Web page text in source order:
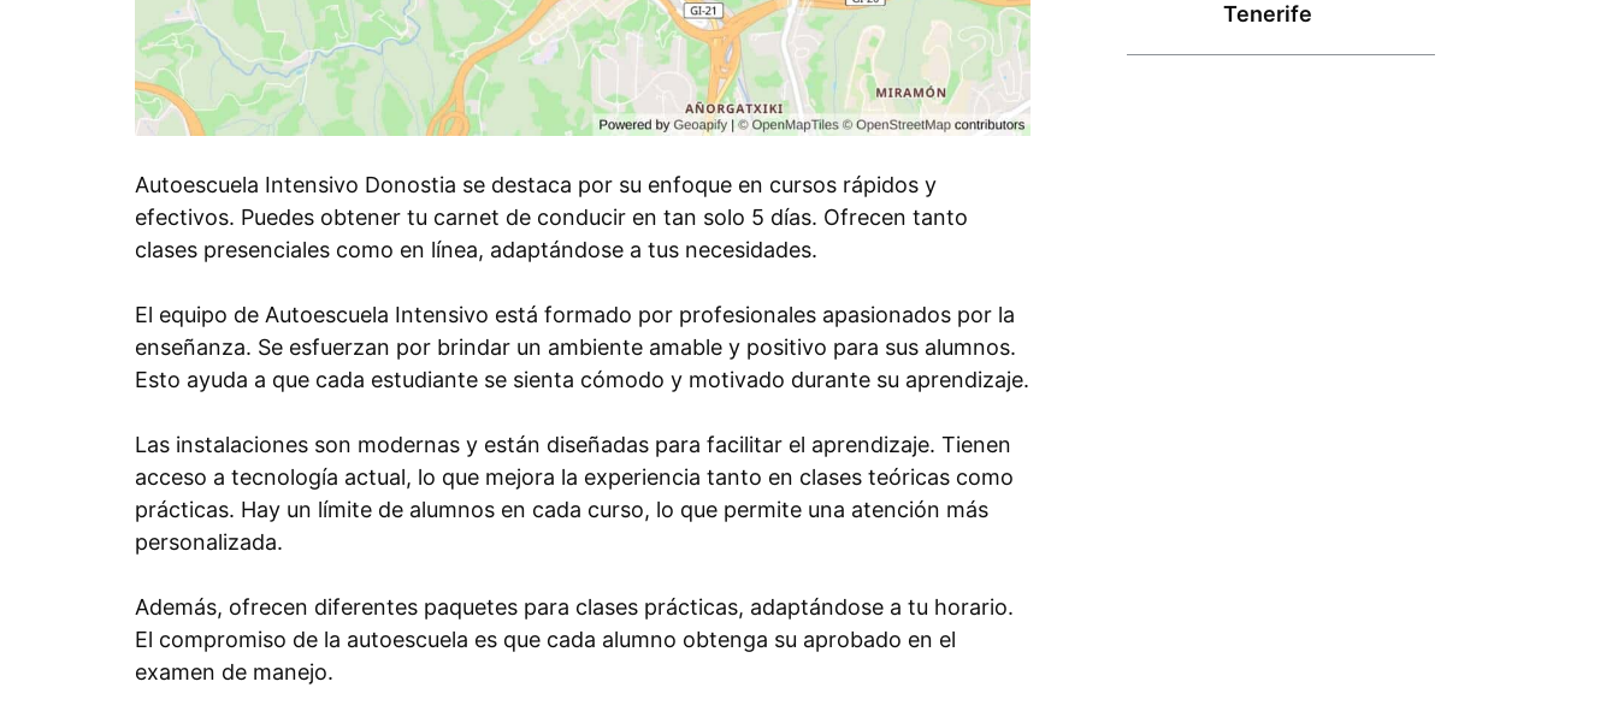
Autoescuela Intensivo Donostia se destaca por su enfoque en cursos rápidos y
efectivos. Puedes obtener tu carnet de conducir en tan solo 5 días. Ofrecen tanto
clases presenciales como en línea, adaptándose a tus necesidades.
El equipo de Autoescuela Intensivo está formado por profesionales apasionados por la
enseñanza. Se esfuerzan por brindar un ambiente amable y positivo para sus alumnos.
Esto ayuda a que cada estudiante se sienta cómodo y motivado durante su aprendizaje.
Las instalaciones son modernas y están diseñadas para facilitar el aprendizaje. Tienen
acceso a tecnología actual, lo que mejora la experiencia tanto en clases teóricas como
prácticas. Hay un límite de alumnos en cada curso, lo que permite una atención más
personalizada.
Además, ofrecen diferentes paquetes para clases prácticas, adaptándose a tu horario.
El compromiso de la autoescuela es que cada alumno obtenga su aprobado en el
examen de manejo.
Tenerife